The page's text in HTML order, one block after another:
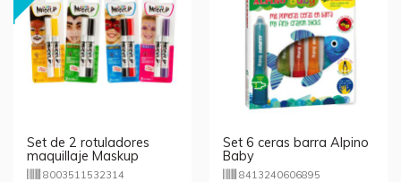
Set de 2 rotuladores
maquillaje Maskup
Carioca
8003511532314
Set 6 ceras barra Alpino
Baby
8413240606895